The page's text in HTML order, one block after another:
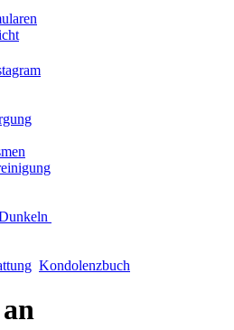
Kondolenzbuch